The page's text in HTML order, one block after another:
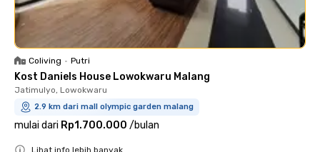
Coliving • Putri
Kost Daniels House Lowokwaru Malang
Jatimulyo, Lowokwaru
2.9 km dari mall olympic garden malang
mulai dari Rp1.700.000 /bulan
Lihat info lebih banyak